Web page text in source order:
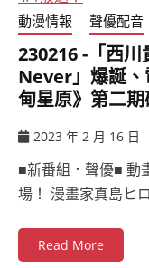
動漫情報 聲優配音
230216 -「西
Never」爆誕、
甸星原》第二期
2023 年 2 月 16 日
■新番組．聲優■ 動
場！ 漫畫家真島ヒ
Read More